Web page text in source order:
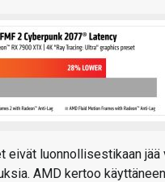
eivät luonnollisestikaan
AMD kertoo